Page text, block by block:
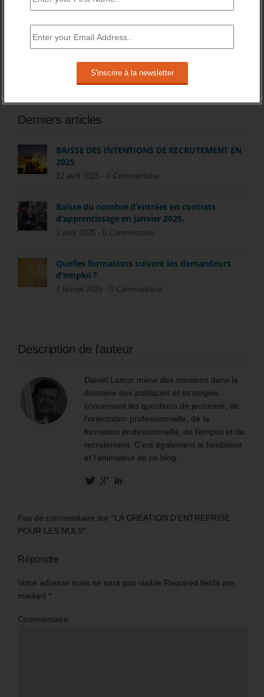
financements par effet levier dans la phase de
Partagez cette histoire
Derniers articles
BAISSE DES INTENTIONS DE RECRUTEMENT EN
2025
12 avril 2025 - 0 Commentaire
Baisse du nombre d’entrées en contrats
d’apprentissage en janvier 2025.
2 avril 2025 - 0 Commentaire
Quelles formations suivent les demandeurs
d’emploi ?
7 février 2025 - 0 Commentaire
Description de l'auteur
Daniel Lamar mène des missions dans le
domaine des politiques et stratégies
concernant les questions de jeunesse, de
l’orientation professionnelle, de la
formation professionnelle, de l’emploi et du
recrutement. C'est également le fondateur
et l'animateur de ce blog.
Pas de commentaire sur “LA CRÉATION D’ENTREPRISE
POUR LES NULS”
Répondre
Votre adresse mais ne sara pas visible Required fields are
marked *
Commentaire